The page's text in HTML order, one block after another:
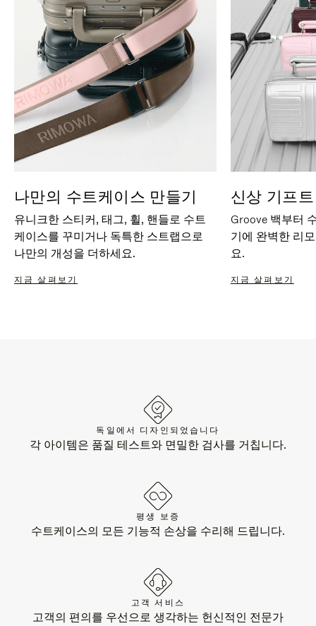
나만의 수트케이스 만들기
유니크한 스티커, 태그, 휠, 핸들로 수트
케이스를 꾸미거나 독특한 스트랩으로
나만의 개성을 더하세요.
지금 살펴보기
신상 기프
Groove 백부터
기에 완벽한 리
요.
지금 살펴보기
독일에서 디자인되었습니다
각 아이템은 품질 테스트와 면밀한 검사를 거칩니다.
평생 보증
수트케이스의 모든 기능적 손상을 수리해 드립니다.
고객 서비스
고객의 편의를 우선으로 생각하는 헌신적인 전문가